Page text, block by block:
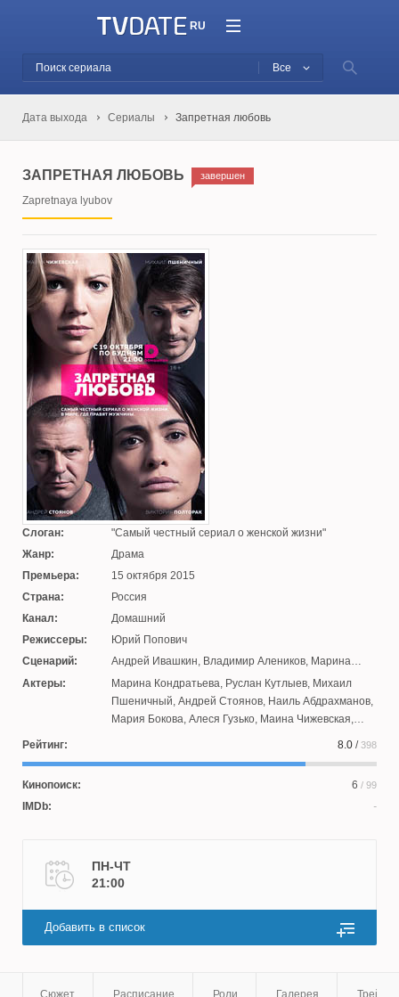
RU
Все
Дата выхода Сериалы Запретная любовь
ЗАПРЕТНАЯ ЛЮБОВЬ завершен
Zapretnaya lyubov
Слоган:
Самый честный сериал о женской жизни
Жанр:
Драма
Премьера:
15 октября 2015
Страна:
Россия
Канал:
Домашний
Режиссеры:
Юрий Попович
Сценарий:
Андрей Ивашкин, Владимир Алеников, Марина
Сочинская
Актеры: Марина Кондратьева, Руслан Кутлыев, Михаил
Пшеничный, Андрей Стоянов, Наиль Абдрахманов,
Мария Бокова, Алеся Гузько, Маина Чижевская,
Рейтинг: 8.0 /398
Кинопоиск: 6 / 99
IMDb:
ПН-ЧТ
21:00
Добавить в список
Сюжет Расписание Роли Галерея